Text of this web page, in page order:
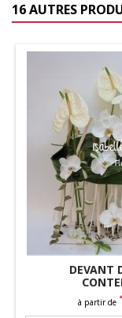
16 AUTRES
DEVANT
Prix
à partir de